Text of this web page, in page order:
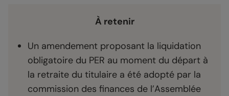
À retenir
Un amendement proposant la liquidation
obligatoire du PER au moment du départ à
la retraite du titulaire a été adopté par la
commission des finances de l’Assemblée